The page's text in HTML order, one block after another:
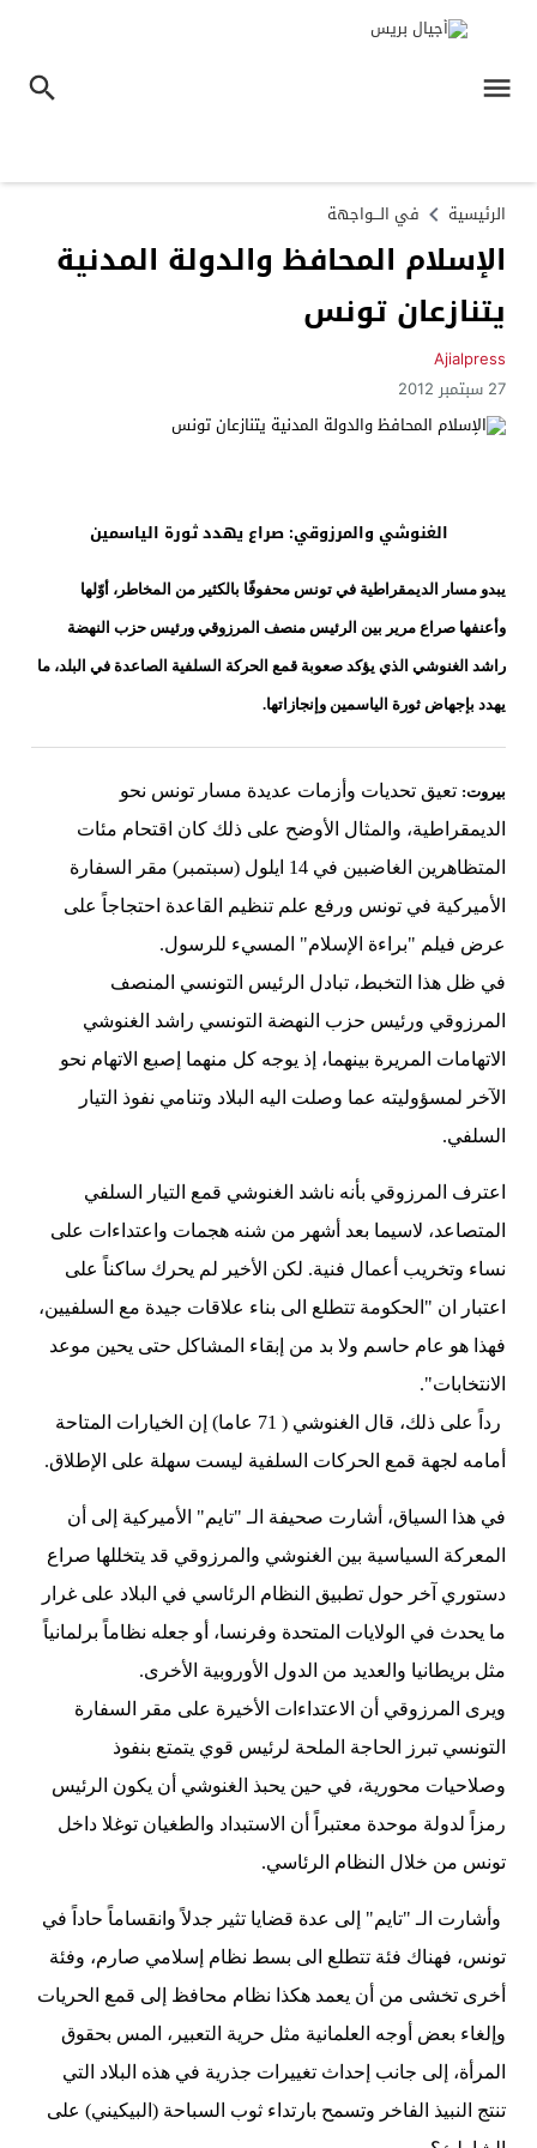
الرئيسية في الـــواجهة
الإسلام المحافظ والدولة المدنية
يتنازعان تونس
Ajialpress
27 سبتمبر 2012
الغنوشي والمرزوقي: صراع يهدد ثورة الياسمين
يبدو مسار الديمقراطية في تونس محفوفًا بالكثير من المخاطر، أوّلها
وأعنفها صراع مرير بين الرئيس منصف المرزوقي ورئيس حزب النهضة
راشد الغنوشي الذي يؤكد صعوبة قمع الحركة السلفية الصاعدة في البلد، ما
يهدد بإجهاض ثورة الياسمين وإنجازاتها.
بيروت: تعيق تحديات وأزمات عديدة مسار تونس نحو
الديمقراطية، والمثال الأوضح على ذلك كان اقتحام مئات
المتظاهرين الغاضبين في 14 ايلول (سبتمبر) مقر السفارة
الأميركية في تونس ورفع علم تنظيم القاعدة احتجاجاً على
عرض فيلم "براءة الإسلام" المسيء للرسول.
في ظل هذا التخبط، تبادل الرئيس التونسي المنصف
المرزوقي ورئيس حزب النهضة التونسي راشد الغنوشي
الاتهامات المريرة بينهما، إذ يوجه كل منهما إصبع الاتهام نحو
الآخر لمسؤوليته عما وصلت اليه البلاد وتنامي نفوذ التيار
السلفي.
اعترف المرزوقي بأنه ناشد الغنوشي قمع التيار السلفي
المتصاعد، لاسيما بعد أشهر من شنه هجمات واعتداءات على
نساء وتخريب أعمال فنية. لكن الأخير لم يحرك ساكناً على
اعتبار ان "الحكومة تتطلع الى بناء علاقات جيدة مع السلفيين،
فهذا هو عام حاسم ولا بد من إبقاء المشاكل حتى يحين موعد
الانتخابات".
رداً على ذلك، قال الغنوشي ( 71 عاما) إن الخيارات المتاحة
أمامه لجهة قمع الحركات السلفية ليست سهلة على الإطلاق.
في هذا السياق، أشارت صحيفة الـ "تايم" الأميركية إلى أن
المعركة السياسية بين الغنوشي والمرزوقي قد يتخللها صراع
دستوري آخر حول تطبيق النظام الرئاسي في البلاد على غرار
ما يحدث في الولايات المتحدة وفرنسا، أو جعله نظاماً برلمانياً
مثل بريطانيا والعديد من الدول الأوروبية الأخرى.
ويرى المرزوقي أن الاعتداءات الأخيرة على مقر السفارة
التونسي تبرز الحاجة الملحة لرئيس قوي يتمتع بنفوذ
وصلاحيات محورية، في حين يحبذ الغنوشي أن يكون الرئيس
رمزاً لدولة موحدة معتبراً أن الاستبداد والطغيان توغلا داخل
تونس من خلال النظام الرئاسي.
وأشارت الـ "تايم" إلى عدة قضايا تثير جدلاً وانقساماً حاداً في
تونس، فهناك فئة تتطلع الى بسط نظام إسلامي صارم، وفئة
أخرى تخشى من أن يعمد هكذا نظام محافظ إلى قمع الحريات
وإلغاء بعض أوجه العلمانية مثل حرية التعبير، المس بحقوق
المرأة، إلى جانب إحداث تغييرات جذرية في هذه البلاد التي
تنتج النبيذ الفاخر وتسمح بارتداء ثوب السباحة (البيكيني) على